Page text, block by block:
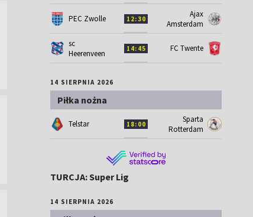
PEC Zwolle 12:30
Ajax
Amsterdam
sc
Heerenveen
14:45 FC Twente
14 SIERPNIA 2026
Piłka nożna
Telstar 18:00
Sparta
Rotterdam
TURCJA: Super Lig
14 SIERPNIA 2026